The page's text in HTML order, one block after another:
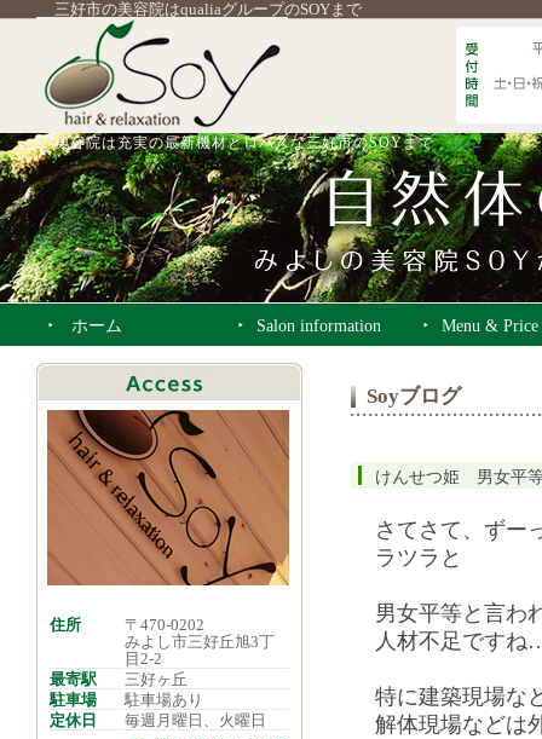
三好市の美容院はqualiaグループのSOYまで
美容院は充実の最新機材とロハスな三好市のSOYまで
ホーム Salon information Menu & Price
Soyブログ
けんせつ姫 男女平
さてさて、ずー
ラツラと
男女平等と言わ
人材不足ですね
特に建築現場な
解体現場などは
住所
〒470-0202
みよし市三好丘旭3丁
目2-2
最寄駅
三好ヶ丘
駐車場
駐車場あり
定休日
毎週月曜日、火曜日